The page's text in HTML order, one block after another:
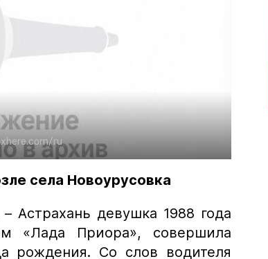
ru
села Новоурусовка
Астрахань девушка 1988 года
«Лада Приора», совершила
рождения. Со слов водителя